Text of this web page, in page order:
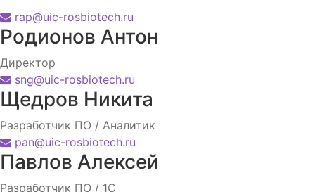
rap@uic-rosbiotech.ru
Родионов Антон
Директор
sng@uic-rosbiotech.ru
Щедров Никита
Разработчик ПО / Аналитик
pan@uic-rosbiotech.ru
Павлов Алексей
Разработчик ПО / 1С